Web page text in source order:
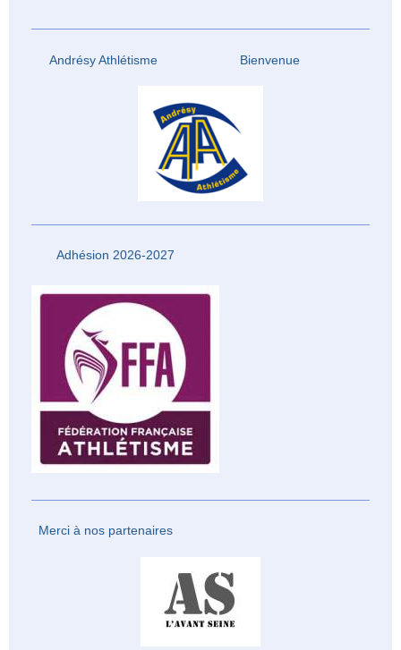
Andrésy Athlétisme Bienvenue
Adhésion 2026-2027
Merci à nos partenaires